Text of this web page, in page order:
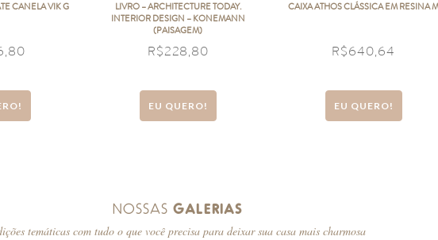
CANELA VIK G
LIVRO – ARCHITECTURE TODAY.
INTERIOR DESIGN – KONEMANN
(PAISAGEM)
R$228,80
EU QUERO!
CAIXA ATHOS CLÁSSICA EM RESINA M
R$640,64
EU QUERO!
NOSSAS GALERIAS
temáticas com tudo o que você precisa para deixar sua casa mais charmosa